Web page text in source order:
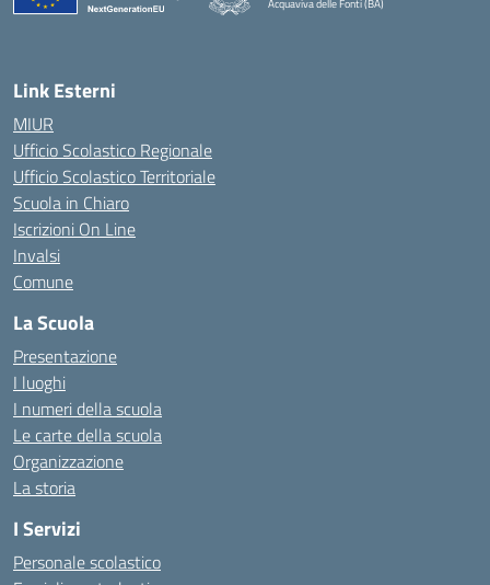
Acquaviva delle Fonti (BA)
— Visita la pagina iniziale della scuola
Link Esterni
MIUR
Ufficio Scolastico Regionale
Ufficio Scolastico Territoriale
Scuola in Chiaro
Iscrizioni On Line
Invalsi
Comune
La Scuola
Presentazione
I luoghi
I numeri della scuola
Le carte della scuola
Organizzazione
La storia
I Servizi
Personale scolastico